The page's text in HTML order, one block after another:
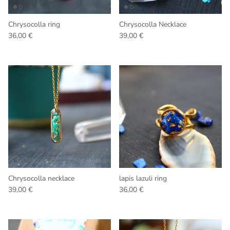
Chrysocolla ring
Regular price
36,00 €
Chrysocolla Necklace
Regular price
39,00 €
Chrysocolla necklace
Regular price
39,00 €
lapis lazuli ring
Regular price
36,00 €